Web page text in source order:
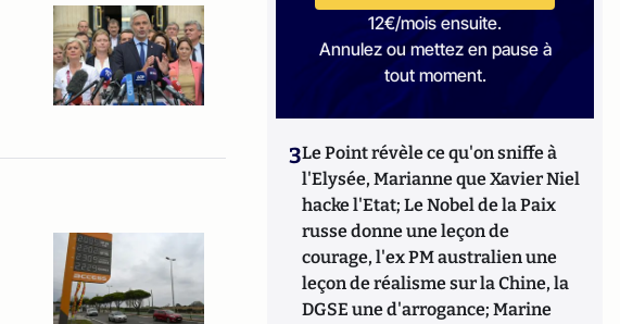
12€/mois ensuite.
Annulez ou mettez en pause à
tout moment.
3Le Point révèle ce qu'on sniffe à
l'Elysée, Marianne que Xavier Niel
hacke l'Etat; Le Nobel de la Paix
russe donne une leçon de
courage, l'ex PM australien une
leçon de réalisme sur la Chine, la
DGSE une d'arrogance; Marine